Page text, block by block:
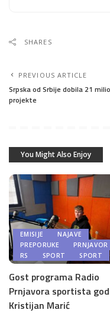
SHARES
PREVIOUS ARTICLE
Srpska od Srbije dobila 21
projekte
You Might Also Enjoy
EMISIJE
NAJAVE
PREPORUKE
PRNJAVOR
RS
SPORT SPORT
Gost programa Radio
Prnjavora sportista
Kristijan Marić